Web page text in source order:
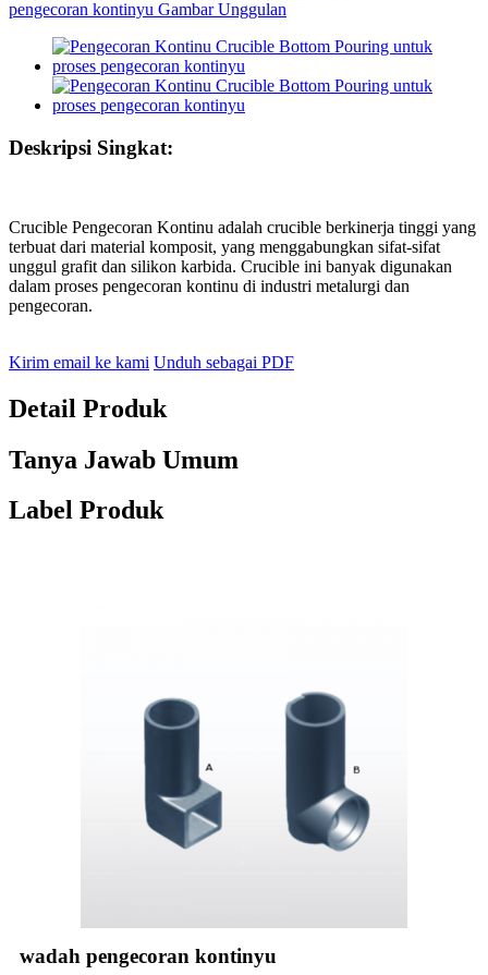
Deskripsi Singkat:
Crucible Pengecoran Kontinu adalah crucible berkinerja tinggi yang
terbuat dari material komposit, yang menggabungkan sifat-sifat
unggul grafit dan silikon karbida. Crucible ini banyak digunakan
dalam proses pengecoran kontinu di industri metalurgi dan
pengecoran.
Kirim email ke kami Unduh sebagai PDF
Detail Produk
Tanya Jawab Umum
Label Produk
wadah pengecoran kontinyu